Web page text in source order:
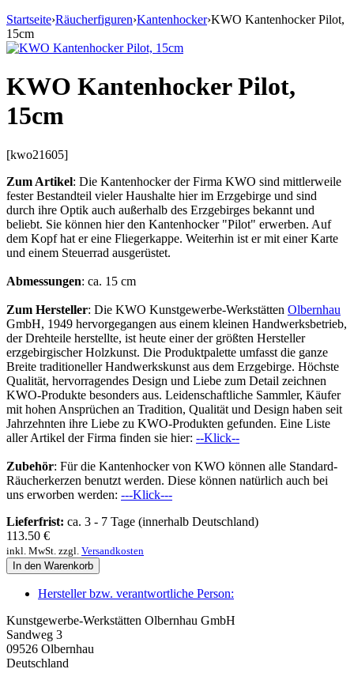
Startseite›Räucherfiguren›Kantenhocker›KWO Kantenhocker Pilot,
15cm
KWO Kantenhocker Pilot,
15cm
[kwo21605]
Zum Artikel: Die Kantenhocker der Firma KWO sind mittlerweile
fester Bestandteil vieler Haushalte hier im Erzgebirge und sind
durch ihre Optik auch außerhalb des Erzgebirges bekannt und
beliebt. Sie können hier den Kantenhocker "Pilot" erwerben. Auf
dem Kopf hat er eine Fliegerkappe. Weiterhin ist er mit einer Karte
und einem Steuerrad ausgerüstet.
Abmessungen: ca. 15 cm
Zum Hersteller: Die KWO Kunstgewerbe-Werkstätten Olbernhau
GmbH, 1949 hervorgegangen aus einem kleinen Handwerksbetrieb,
der Drehteile herstellte, ist heute einer der größten Hersteller
erzgebirgischer Holzkunst. Die Produktpalette umfasst die ganze
Breite traditioneller Handwerkskunst aus dem Erzgebirge. Höchste
Qualität, hervorragendes Design und Liebe zum Detail zeichnen
KWO-Produkte besonders aus. Leidenschaftliche Sammler, Käufer
mit hohen Ansprüchen an Tradition, Qualität und Design haben seit
Jahrzehnten ihre Liebe zu KWO-Produkten gefunden. Eine Liste
aller Artikel der Firma finden sie hier: --Klick--
Zubehör: Für die Kantenhocker von KWO können alle Standard-
Räucherkerzen benutzt werden. Diese können natürlich auch bei
uns erworben werden: ---Klick---
Lieferfrist: ca. 3 - 7 Tage (innerhalb Deutschland)
113.50 €
inkl. MwSt. zzgl. Versandkosten
In den Warenkorb
Hersteller bzw. verantwortliche Person:
Kunstgewerbe-Werkstätten Olbernhau GmbH
Sandweg 3
09526 Olbernhau
Deutschland